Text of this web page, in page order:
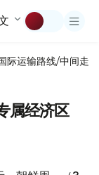
际运输路线/中间走廊
属经济区